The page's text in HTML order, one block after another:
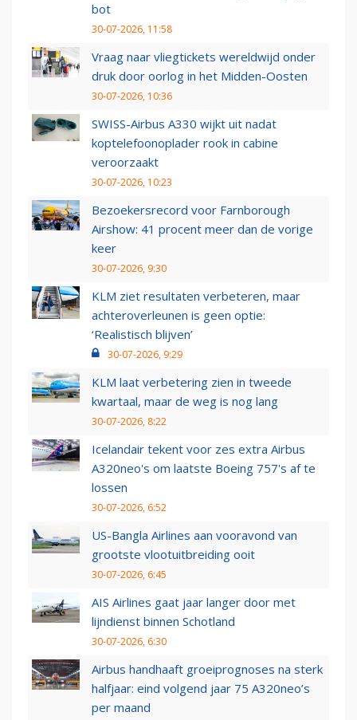
bot
30-07-2026, 11:58
Vraag naar vliegtickets wereldwijd onder
druk door oorlog in het Midden-Oosten
30-07-2026, 10:36
SWISS-Airbus A330 wijkt uit nadat
koptelefoonoplader rook in cabine
veroorzaakt
30-07-2026, 10:23
Bezoekersrecord voor Farnborough
Airshow: 41 procent meer dan de vorige
keer
30-07-2026, 9:30
KLM ziet resultaten verbeteren, maar
achteroverleunen is geen optie:
‘Realistisch blijven’
30-07-2026, 9:29
KLM laat verbetering zien in tweede
kwartaal, maar de weg is nog lang
30-07-2026, 8:22
Icelandair tekent voor zes extra Airbus
A320neo's om laatste Boeing 757's af te
lossen
30-07-2026, 6:52
US-Bangla Airlines aan vooravond van
grootste vlootuitbreiding ooit
30-07-2026, 6:45
AIS Airlines gaat jaar langer door met
lijndienst binnen Schotland
30-07-2026, 6:30
Airbus handhaaft groeiprognoses na sterk
halfjaar: eind volgend jaar 75 A320neo’s
per maand